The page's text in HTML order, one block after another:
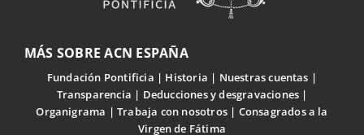
MÁS SOBRE ACN ESPAÑA
Fundación Pontificia Historia
Nuestras cuentas
Transparencia
Deducciones y desgravaciones
Organigrama
Trabaja con nosotros
Consagrados a la
Virgen de Fátima